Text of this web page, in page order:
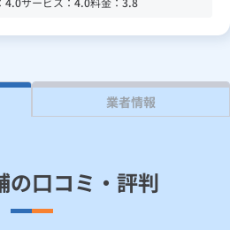
見積り依頼
業者情報
の口コミ・評判